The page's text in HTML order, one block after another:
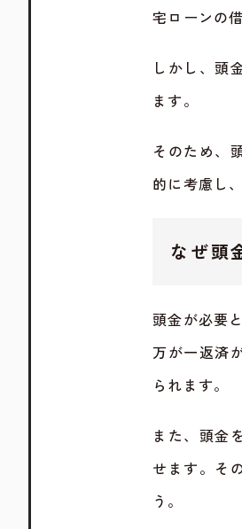
宅ローンの
しかし、頭
ます。
そのため、
的に考慮し
なぜ頭
頭金が必要
万が一返済
られます。
また、頭金
せます。そ
う。